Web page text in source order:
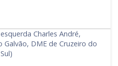
Charles André,
Galvão, DME de Cruzeiro do
Sul)